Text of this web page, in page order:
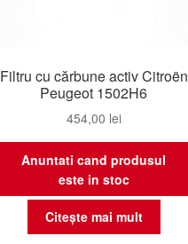
Filtru cu cărbune activ Citroën
Peugeot 1502H6
454,00 lei
Anuntati cand produsul
este in stoc
Citește mai mult